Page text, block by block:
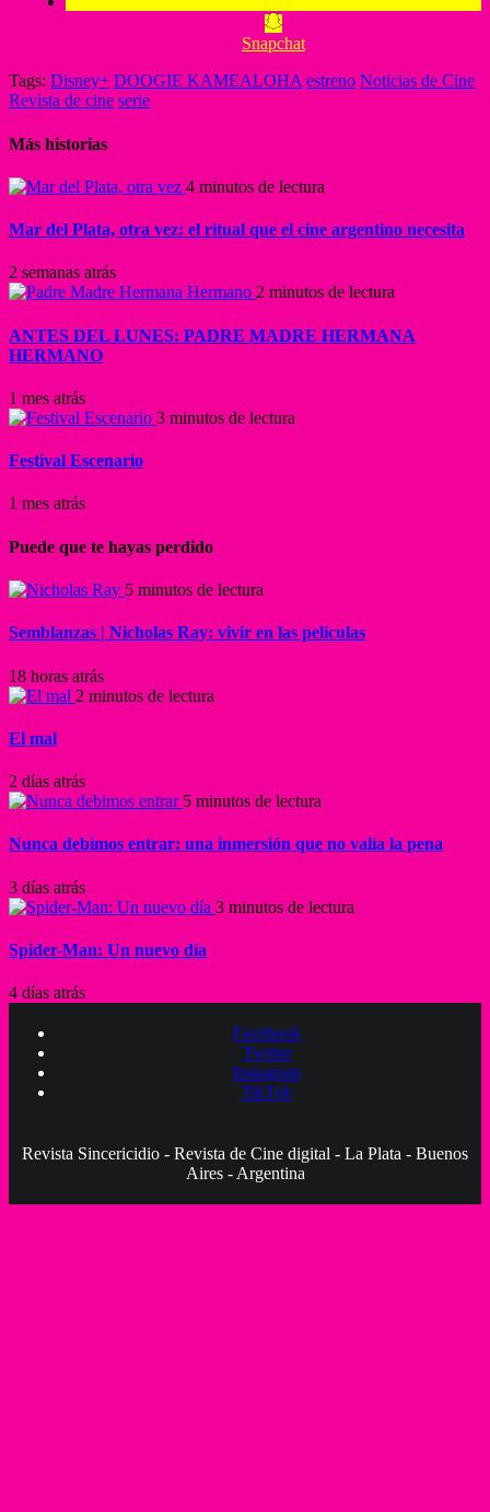
Snapchat
Tags: Disney+ DOOGIE KAMEALOHA estreno Noticias de Cine
Revista de cine serie
Más historias
4 minutos de lectura
Mar del Plata, otra vez: el ritual que el cine argentino necesita
2 semanas atrás
2 minutos de lectura
ANTES DEL LUNES: PADRE MADRE HERMANA
HERMANO
1 mes atrás
3 minutos de lectura
Festival Escenario
1 mes atrás
Puede que te hayas perdido
5 minutos de lectura
Semblanzas | Nicholas Ray: vivir en las películas
18 horas atrás
2 minutos de lectura
El mal
2 días atrás
5 minutos de lectura
Nunca debimos entrar: una inmersión que no valía la pena
3 días atrás
3 minutos de lectura
Spider-Man: Un nuevo día
4 días atrás
Facebook
Twitter
Instagram
TikTok
Revista Sincericidio - Revista de Cine digital - La Plata - Buenos
Aires - Argentina